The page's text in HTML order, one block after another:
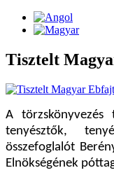
Tisztelt
A törzskönyvezés
tenyésztők,
összefoglalót
Elnökségének